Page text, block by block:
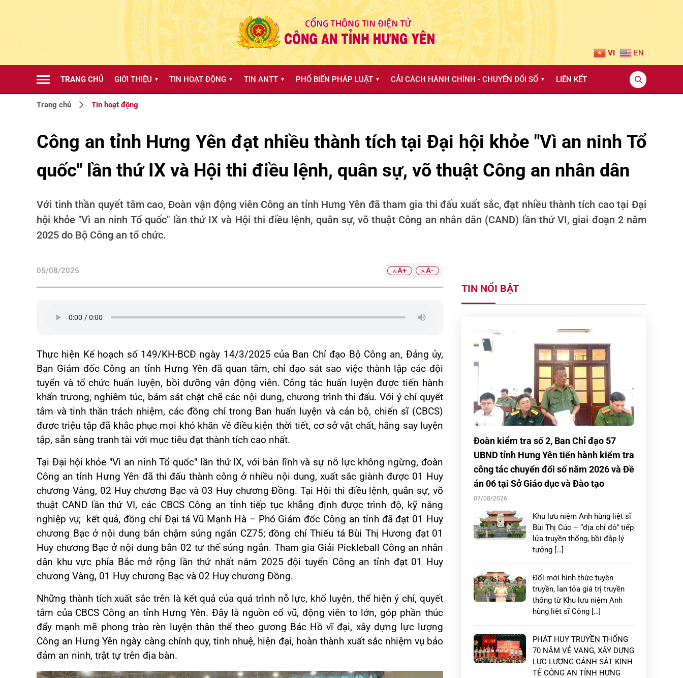
VI EN
TRANG CHỦ GIỚI THIỆU ▼ TIN HOẠT ĐỘNG ▼ TIN ANTT ▼ PHỔ BIẾN PHÁP LUẬT ▼ CẢI CÁCH HÀNH CHÍNH - CHUYỂN ĐỔI SỐ ▼ LIÊN KẾT
Trang chủ Tin hoạt động
Công an tỉnh Hưng Yên đạt nhiều thành tích tại Đại hội khỏe "Vì an ninh Tổ
quốc" lần thứ IX và Hội thi điều lệnh, quân sự, võ thuật Công an nhân dân
Với tinh thần quyết tâm cao, Đoàn vận động viên Công an tỉnh Hưng Yên đã tham gia thi đấu xuất sắc, đạt nhiều thành tích cao tại Đại
hội khỏe "Vì an ninh Tổ quốc" lần thứ IX và Hội thi điều lệnh, quân sự, võ thuật Công an nhân dân (CAND) lần thứ VI, giai đoạn 2 năm
2025 do Bộ Công an tổ chức.
05/08/2025 A A+ A A-
Thực hiện Kế hoạch số 149/KH-BCĐ ngày 14/3/2025 của Ban Chỉ đạo Bộ Công an, Đảng ủy,
Ban Giám đốc Công an tỉnh Hưng Yên đã quan tâm, chỉ đạo sát sao việc thành lập các đội
tuyển và tổ chức huấn luyện, bồi dưỡng vận động viên. Công tác huấn luyện được tiến hành
khẩn trương, nghiêm túc, bám sát chặt chẽ các nội dung, chương trình thi đấu. Với ý chí quyết
tâm và tinh thần trách nhiệm, các đồng chí trong Ban huấn luyện và cán bộ, chiến sĩ (CBCS)
được triệu tập đã khắc phục mọi khó khăn về điều kiện thời tiết, cơ sở vật chất, hăng say luyện
tập, sẵn sàng tranh tài với mục tiêu đạt thành tích cao nhất.
Tại Đại hội khỏe "Vì an ninh Tổ quốc" lần thứ IX, với bản lĩnh và sự nỗ lực không ngừng, đoàn
Công an tỉnh Hưng Yên đã thi đấu thành công ở nhiều nội dung, xuất sắc giành được 01 Huy
chương Vàng, 02 Huy chương Bạc và 03 Huy chương Đồng. Tại Hội thi điều lệnh, quân sự, võ
thuật CAND lần thứ VI, các CBCS Công an tỉnh tiếp tục khẳng định được trình độ, kỹ năng
nghiệp vụ; kết quả, đồng chí Đại tá Vũ Mạnh Hà – Phó Giám đốc Công an tỉnh đã đạt 01 Huy
chương Bạc ở nội dung bắn chậm súng ngắn CZ75; đồng chí Thiếu tá Bùi Thị Hương đạt 01
Huy chương Bạc ở nội dung bắn 02 tư thế súng ngắn. Tham gia Giải Pickleball Công an nhân
dân khu vực phía Bắc mở rộng lần thứ nhất năm 2025 đội tuyển Công an tỉnh đạt 01 Huy
chương Vàng, 01 Huy chương Bạc và 02 Huy chương Đồng.
Những thành tích xuất sắc trên là kết quả của quá trình nỗ lực, khổ luyện, thể hiện ý chí, quyết
tâm của CBCS Công an tỉnh Hưng Yên. Đây là nguồn cổ vũ, động viên to lớn, góp phần thúc
đẩy mạnh mẽ phong trào rèn luyện thân thể theo gương Bác Hồ vĩ đại, xây dựng lực lượng
Công an Hưng Yên ngày càng chính quy, tinh nhuệ, hiện đại, hoàn thành xuất sắc nhiệm vụ bảo
đảm an ninh, trật tự trên địa bàn.
TIN NỔI BẬT
Đoàn kiểm tra số 2, Ban Chỉ đạo 57
UBND tỉnh Hưng Yên tiến hành kiểm tra
công tác chuyển đổi số năm 2026 và Đề
án 06 tại Sở Giáo dục và Đào tạo
07/08/2026
Khu lưu niệm Anh hùng liệt sĩ
Bùi Thị Cúc – “địa chỉ đỏ” tiếp
lửa truyền thống, bồi đắp lý
tưởng […]
Đổi mới hình thức tuyên
truyền, lan tỏa giá trị truyền
thống từ Khu lưu niệm Anh
hùng liệt sĩ Công […]
PHÁT HUY TRUYỀN THỐNG
70 NĂM VẺ VANG, XÂY DỰNG
LỰC LƯỢNG CẢNH SÁT KINH
TẾ CÔNG AN TỈNH HƯNG